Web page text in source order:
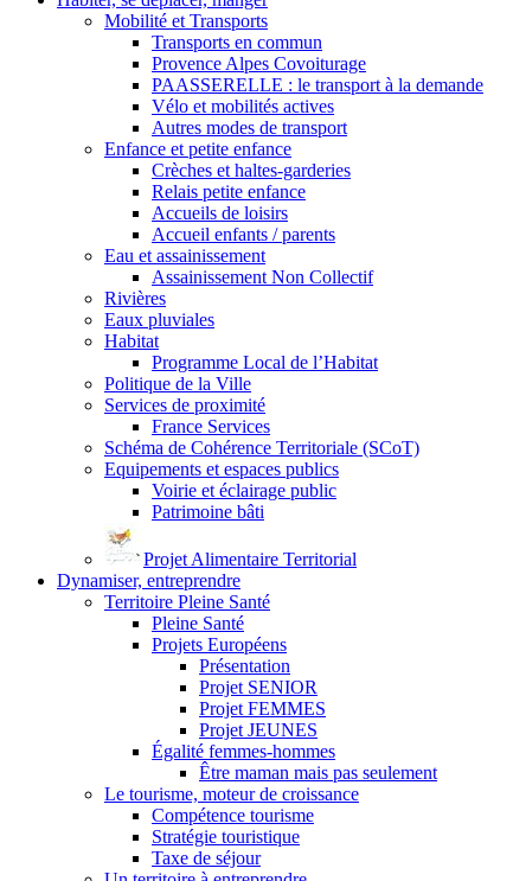
Mobilité et Transports
Transports en commun
Provence Alpes Covoiturage
PAASSERELLE : le transport à la demande
Vélo et mobilités actives
Autres modes de transport
Enfance et petite enfance
Crèches et haltes-garderies
Relais petite enfance
Accueils de loisirs
Accueil enfants / parents
Eau et assainissement
Assainissement Non Collectif
Rivières
Eaux pluviales
Habitat
Programme Local de l’Habitat
Politique de la Ville
Services de proximité
France Services
Schéma de Cohérence Territoriale (SCoT)
Equipements et espaces publics
Voirie et éclairage public
Patrimoine bâti
Projet Alimentaire Territorial
Dynamiser, entreprendre
Territoire Pleine Santé
Pleine Santé
Projets Européens
Présentation
Projet SENIOR
Projet FEMMES
Projet JEUNES
Égalité femmes-hommes
Être maman mais pas seulement
Le tourisme, moteur de croissance
Compétence tourisme
Stratégie touristique
Taxe de séjour